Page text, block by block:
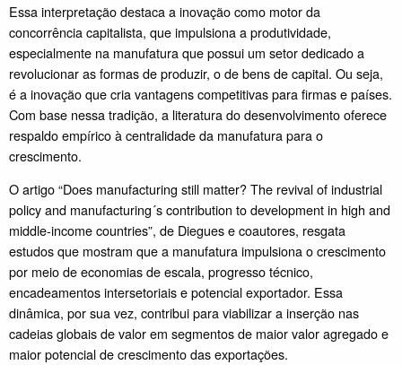
Essa interpretação destaca a inovação como motor da
concorrência capitalista, que impulsiona a produtividade,
especialmente na manufatura que possui um setor dedicado a
revolucionar as formas de produzir, o de bens de capital. Ou seja,
é a inovação que cria vantagens competitivas para firmas e países.
Com base nessa tradição, a literatura do desenvolvimento oferece
respaldo empírico à centralidade da manufatura para o
crescimento.
O artigo “Does manufacturing still matter? The revival of industrial
policy and manufacturing´s contribution to development in high and
middle-income countries”, de Diegues e coautores, resgata
estudos que mostram que a manufatura impulsiona o crescimento
por meio de economias de escala, progresso técnico,
encadeamentos intersetoriais e potencial exportador. Essa
dinâmica, por sua vez, contribui para viabilizar a inserção nas
cadeias globais de valor em segmentos de maior valor agregado e
maior potencial de crescimento das exportações.